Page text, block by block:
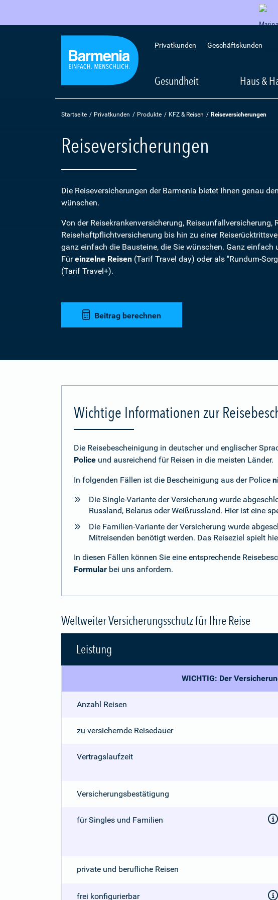
Privatkunden Geschäftskunden
Gesundheit Haus &
Startseite Privatkunden Produkte KFZ & Reisen Reiseversicherungen
Reiseversicherungen
Die Reiseversicherungen der Barmenia bietet Ihnen genau
wünschen.
Von der Reisekrankenversicherung, Reiseunfallversicherung,
Reisehaftpflichtversicherung bis hin zu einer
ganz einfach die Bausteine, die Sie wünschen. Ganz einfach
Füreinzelne Reisen (Tarif Travel day) oder als "Rundum-
(Tarif Travel+).
Beitrag berechnen
Wichtige Informationen zur
Die Reisebescheinigung in deutscher und englischer
Police und ausreichend für Reisen in die meisten Länder.
In folgenden Fällen ist die Bescheinigung aus der Police
Die Single-Variante der Versicherung wurde
Russland, Belarus oder Weißrussland. Hier ist eine
Die Familien-Variante der Versicherung wurde
Mitreisenden benötigt werden. Das Reiseziel spielt
In diesen Fällen können Sie eine entsprechende
Formular bei uns anfordern.
Weltweiter Versicherungsschutz für Ihre Reise
Leistung
WICHTIG: Der
Anzahl Reisen
zu versichernde Reisedauer
Vertragslaufzeit
Versicherungsbestätigung
für Singles und Familien
private und berufliche Reisen
frei konfigurierbar